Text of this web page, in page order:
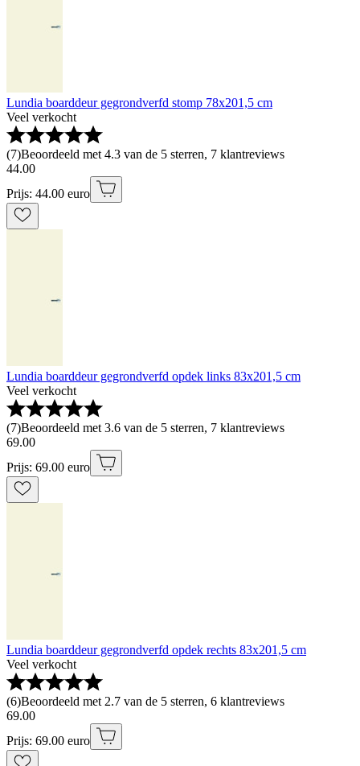
Lundia boarddeur gegrondverfd stomp 78x201,5 cm
Veel verkocht
(7)Beoordeeld met 4.3 van de 5 sterren, 7 klantreviews
44.00
Prijs: 44.00 euro
Lundia boarddeur gegrondverfd opdek links 83x201,5 cm
Veel verkocht
(7)Beoordeeld met 3.6 van de 5 sterren, 7 klantreviews
69.00
Prijs: 69.00 euro
Lundia boarddeur gegrondverfd opdek rechts 83x201,5 cm
Veel verkocht
(6)Beoordeeld met 2.7 van de 5 sterren, 6 klantreviews
69.00
Prijs: 69.00 euro